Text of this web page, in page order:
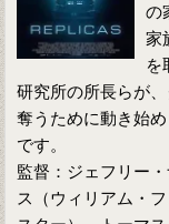
の
家
を
研究所の所長らが
奪うために動き始
です。
監督：ジェフリー
ス（ウィリアム・